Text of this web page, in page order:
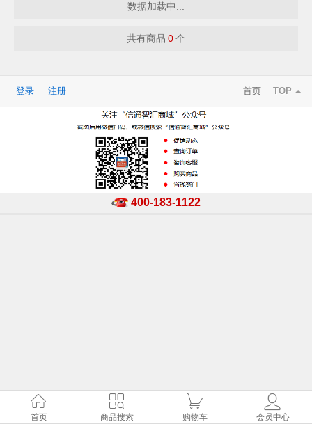
数据加载中...
共有商品 0个
登录 注册 首页 TOP
400-183-1122
首页 商品搜索 购物车 会员中心